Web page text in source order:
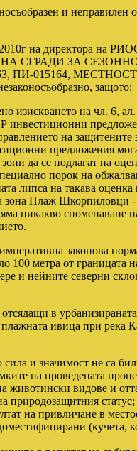
и неправилен
на директора на
НА СГРАДИ ЗА
ПИ-015164,
защото:
изискването на чл. 6,
инвестиционни
на
предложения
да се подлагат на
порок на
липса на такава
зона Плаж
никакво споменаване
законова
100 метра от границата
и нейните северни
в
ивица при река
сила и значимост не са
на проведената
животински видове и
природозащитния статус;
на привличане в
(кучета,